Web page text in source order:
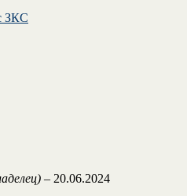
ЗКС
– 20.06.2024